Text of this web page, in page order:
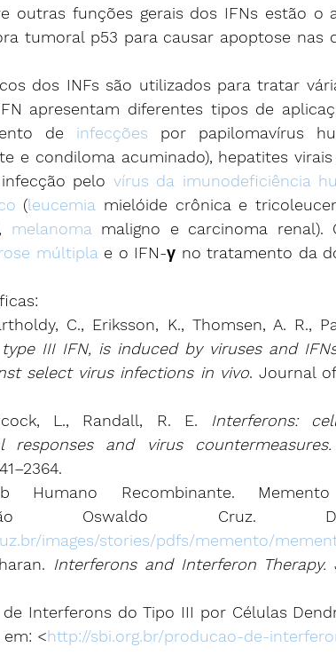
outras funções gerais dos IFNs estão o
tumoral p53 para causar apoptose nas
dos INFs são utilizados para tratar
apresentam diferentes tipos de
de infecções por papilomavírus
e condiloma acuminado), hepatites virais
pelo vírus da imunodeficiência
(leucemia mielóide crônica e
, melanoma maligno e carcinoma
múltipla e o IFN-γ no tratamento da
C., Eriksson, K., Thomsen, A. R.,
III IFN, is induced by viruses and
select virus infections in vivo. Journal
L., Randall, R. E. Interferons:
responses and virus countermeasures.
Humano Recombinante.
Oswaldo Cruz.
images/stories/pdfs/memento/
Interferons and Interferon Therapy.
de Interferons do Tipo III por Células
em: <http://sbi.org.br/producao-de-